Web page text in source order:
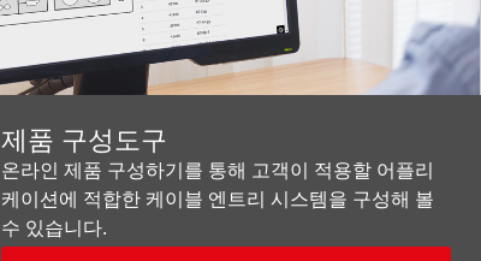
제품 구성도구
온라인 제품 구성하기를 통해 고객이 적용할 어플리
케이션에 적합한 케이블 엔트리 시스템을 구성해 볼
수 있습니다.